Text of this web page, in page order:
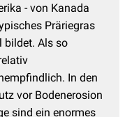
- von Kanada
Präriegras
bildet. Als so
In den
vor Bodenerosion
sind ein enormes